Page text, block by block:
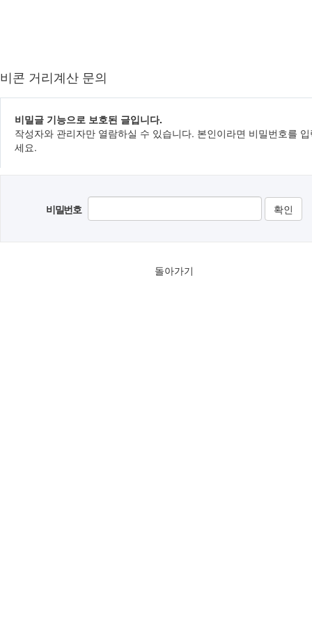
비콘 거리계산 문의
비밀글 기능으로 보호된 글입니다.
작성자와 관리자만 열람하실 수 있습니다. 본인이라면 비밀번호를
세요.
비밀번호
돌아가기